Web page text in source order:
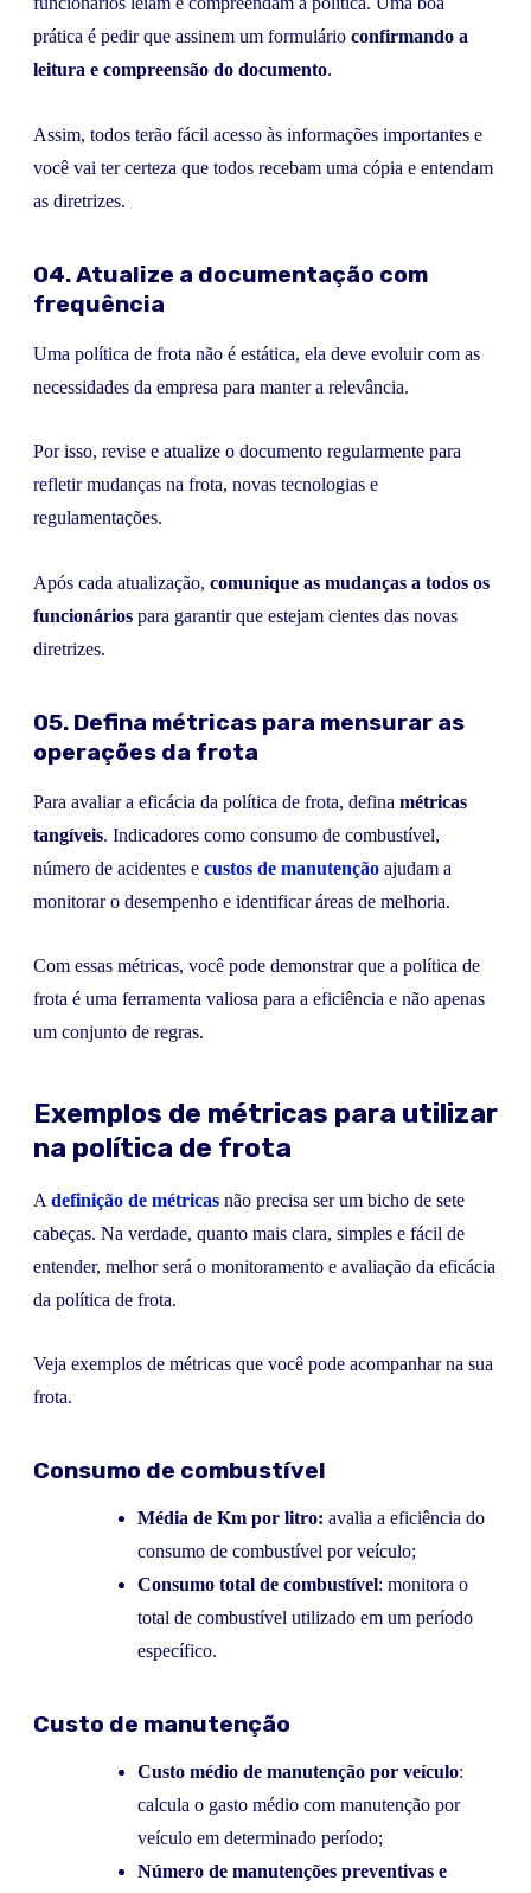
prática é pedir que assinem um formulário confirmando a
leitura e compreensão do documento.
Assim, todos terão fácil acesso às informações importantes e
você vai ter certeza que todos recebam uma cópia e entendam
as diretrizes.
04. Atualize a documentação com
frequência
Uma política de frota não é estática, ela deve evoluir com as
necessidades da empresa para manter a relevância.
Por isso, revise e atualize o documento regularmente para
refletir mudanças na frota, novas tecnologias e
regulamentações.
Após cada atualização, comunique as mudanças a todos os
funcionários para garantir que estejam cientes das novas
diretrizes.
05. Defina métricas para mensurar as
operações da frota
Para avaliar a eficácia da política de frota, defina métricas
tangíveis. Indicadores como consumo de combustível,
número de acidentes e custos de manutenção ajudam a
monitorar o desempenho e identificar áreas de melhoria.
Com essas métricas, você pode demonstrar que a política de
frota é uma ferramenta valiosa para a eficiência e não apenas
um conjunto de regras.
Exemplos de métricas para utilizar
na política de frota
A definição de métricas não precisa ser um bicho de sete
cabeças. Na verdade, quanto mais clara, simples e fácil de
entender, melhor será o monitoramento e avaliação da eficácia
da política de frota.
Veja exemplos de métricas que você pode acompanhar na sua
frota.
Consumo de combustível
Média de Km por litro: avalia a eficiência do
consumo de combustível por veículo;
Consumo total de combustível: monitora o
total de combustível utilizado em um período
específico.
Custo de manutenção
Custo médio de manutenção por veículo:
calcula o gasto médio com manutenção por
veículo em determinado período;
Número de manutenções preventivas e